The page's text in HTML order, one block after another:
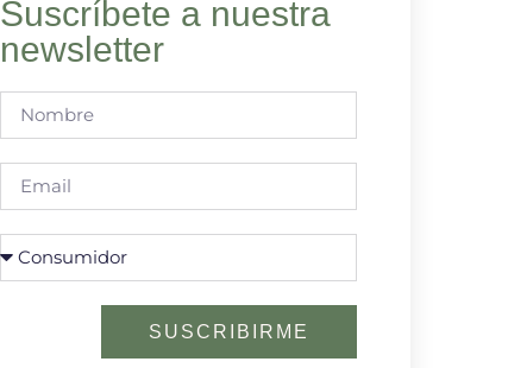
Suscríbete a nuestra
newsletter
SUSCRIBIRME